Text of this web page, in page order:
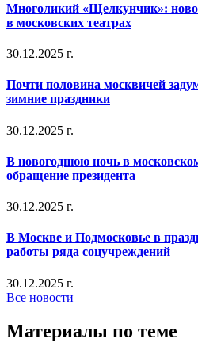
Многоликий «Щелкунчик»:
в московских театрах
30.12.2025 г.
Почти половина москвичей
зимние праздники
30.12.2025 г.
В новогоднюю ночь в
обращение президента
30.12.2025 г.
В Москве и Подмосковье в
работы ряда соцучреждений
30.12.2025 г.
Все новости
Материалы по теме